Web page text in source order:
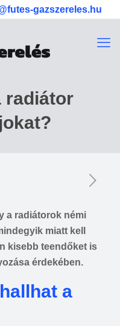
gazszereles.hu
radiátor
a radiátorok némi
miatt kell
kisebb teendőket is
érdekében.
a